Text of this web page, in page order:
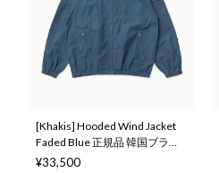
[Khakis] Hooded Wind Jacket
Faded Blue 正規品 韓国ブラン
ド 韓国ファッション 韓国代行
¥33,500